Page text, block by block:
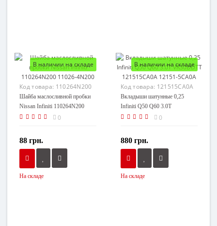
В наличии на складе
Код товара: 110264N200
Шайба маслосливной пробки
Nissan Infiniti 110264N200
11026-4N200
0
88 грн.
На складе
В наличии на складе
Код товара: 121515CA0A
Вкладыши шатунные 0,25
Infiniti Q50 Q60 3.0T
VR30DDTT 121515CA0A
0
880 грн.
На складе